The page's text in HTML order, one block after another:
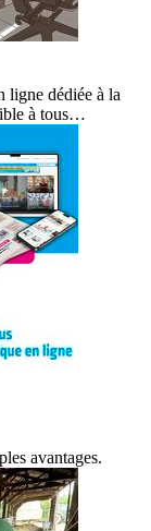
ligne dédiée à la
à tous…
avantages.